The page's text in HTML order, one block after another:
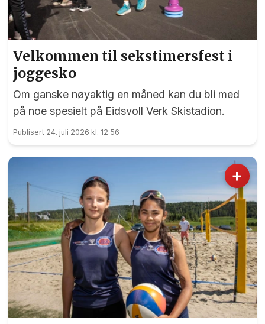
Velkommen til sekstimersfest i
joggesko
Om ganske nøyaktig en måned kan du bli med
på noe spesielt på Eidsvoll Verk Skistadion.
Publisert 24. juli 2026 kl. 12:56
+